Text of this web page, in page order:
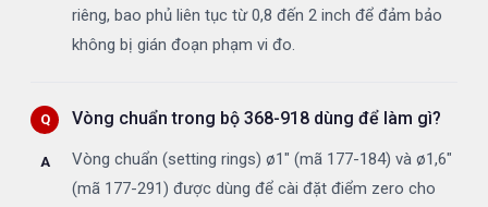
riêng, bao phủ liên tục từ 0,8 đến 2 inch để đảm bảo
không bị gián đoạn phạm vi đo.
Vòng chuẩn trong bộ 368-918 dùng để làm gì?
Vòng chuẩn (setting rings) ø1" (mã 177-184) và ø1,6"
(mã 177-291) được dùng để cài đặt điểm zero cho